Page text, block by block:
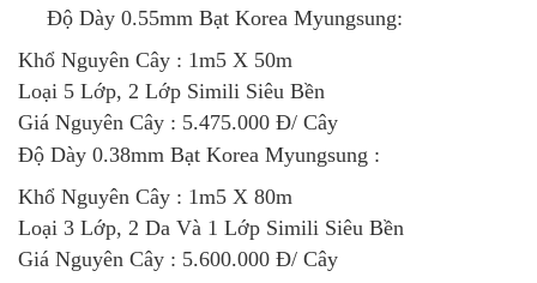
Độ Dày 0.55mm Bạt Korea Myungsung:
Khổ Nguyên Cây : 1m5 X 50m
Loại 5 Lớp, 2 Lớp Simili Siêu Bền
Giá Nguyên Cây : 5.475.000 Đ/ Cây
Độ Dày 0.38mm Bạt Korea Myungsung :
Khổ Nguyên Cây : 1m5 X 80m
Loại 3 Lớp, 2 Da Và 1 Lớp Simili Siêu Bền
Giá Nguyên Cây : 5.600.000 Đ/ Cây